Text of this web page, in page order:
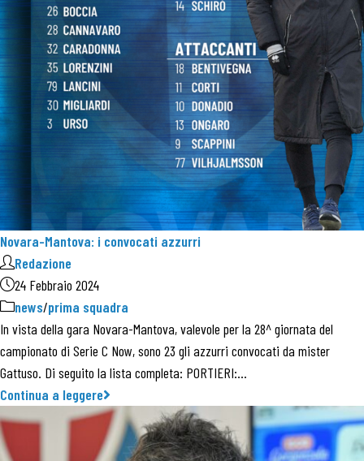
Novara-Mantova: i convocati azzurri
Redazione
24 Febbraio 2024
news/prima squadra
In vista della gara Novara-Mantova, valevole per la 28^ giornata del
campionato di Serie C Now, sono 23 gli azzurri convocati da mister
Gattuso. Di seguito la lista completa: PORTIERI:…
Continua a leggere